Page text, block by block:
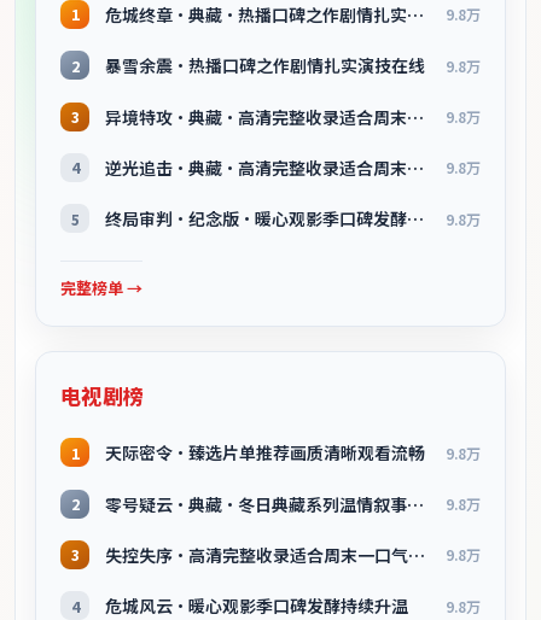
1 危城终章·典藏·热播口碑之作剧情扎实演技在线 9.8万
2 暴雪余震·热播口碑之作剧情扎实演技在线 9.8万
3 异境特攻·典藏·高清完整收录适合周末一口气刷完 9.8万
4 逆光追击·典藏·高清完整收录适合周末一口气刷完 9.8万
5 终局审判·纪念版·暖心观影季口碑发酵持续升温 9.8万
完整榜单 →
电视剧榜
1 天际密令·臻选片单推荐画质清晰观看流畅 9.8万
2 零号疑云·典藏·冬日典藏系列温情叙事引人入胜 9.8万
3 失控失序·高清完整收录适合周末一口气刷完 9.8万
4 危城风云·暖心观影季口碑发酵持续升温 9.8万